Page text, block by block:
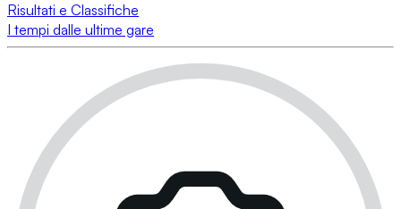
Risultati e Classifiche
I tempi dalle ultime gare